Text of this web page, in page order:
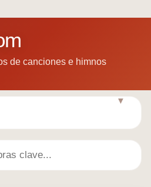
de canciones e himnos
▼